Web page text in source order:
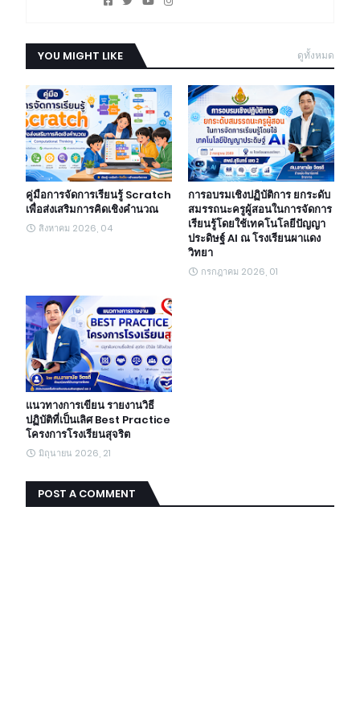
YOU MIGHT LIKE ดูทั้งหมด
คู่มือการจัดการเรียนรู้ Scratch
เพื่อส่งเสริมการคิดเชิงคำนวณ
สิงหาคม 2026, 04
การอบรมเชิงปฏิบัติการ ยกระดับ
สมรรถนะครูผู้สอนในการจัดการ
เรียนรู้โดยใช้เทคโนโลยีปัญญา
ประดิษฐ์ AI ณ โรงเรียนผาแดง
วิทยา
กรกฎาคม 2026, 01
แนวทางการเขียน รายงานวิธี
ปฏิบัติที่เป็นเลิศ Best Practice
โครงการโรงเรียนสุจริต
มิถุนายน 2026, 21
POST A COMMENT